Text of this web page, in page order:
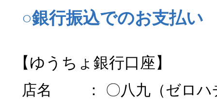
○銀行振込でのお支払い
【ゆうちょ銀行口座】
店名 ： 〇八九（ゼロハ